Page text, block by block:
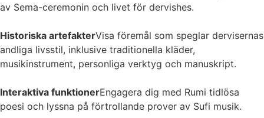
av Sema-ceremonin och livet för dervishes.
Historiska artefakterVisa föremål som speglar dervisernas
andliga livsstil, inklusive traditionella kläder,
musikinstrument, personliga verktyg och manuskript.
Interaktiva funktionerEngagera dig med Rumi tidlösa
poesi och lyssna på förtrollande prover av Sufi musik.